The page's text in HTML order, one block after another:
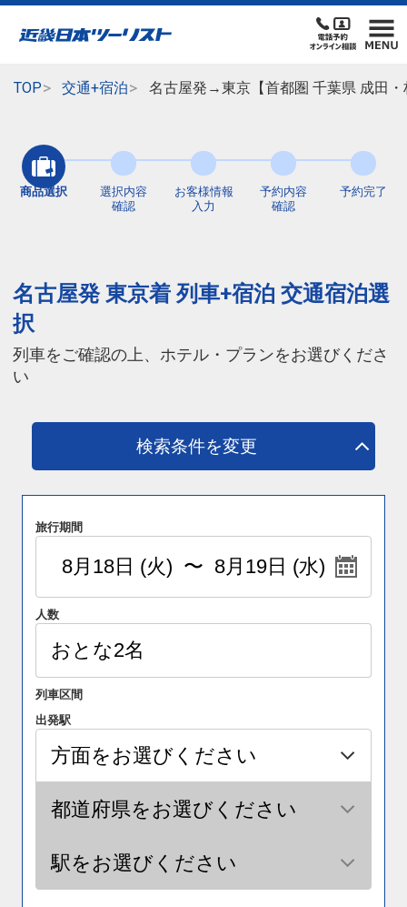
TOP 交通+宿泊 名古屋発→東京【首都圏 千葉県 成田
商品選択
選択内容
確認
お客様情報
入力
予約内容
確認
予約完了
名古屋発 東京着 列車+宿泊 交通宿泊選
択
列車をご確認の上、ホテル・プランをお選びくださ
い
検索条件を変更
旅行期間
人数
列車区間
出発駅